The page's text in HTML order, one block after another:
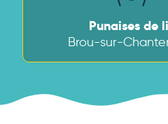
Punaises de
Brou-sur-